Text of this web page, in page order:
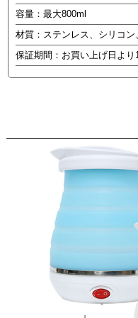
容量：最大800ml
材質：ステンレス、シリコン
保証期間：お買い上げ日より